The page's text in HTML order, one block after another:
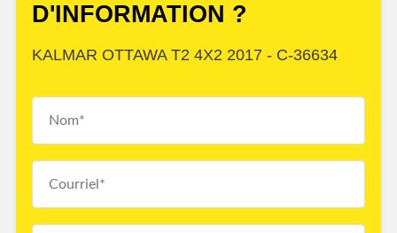
D'INFORMATION ?
KALMAR OTTAWA T2 4X2 2017 - C-36634